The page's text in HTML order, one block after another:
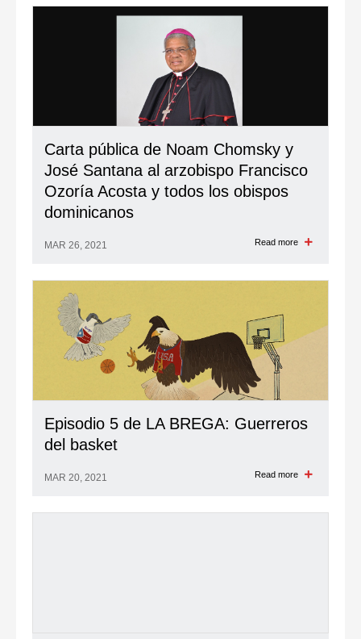
Carta pública de Noam Chomsky y
José Santana al arzobispo Francisco
Ozoría Acosta y todos los obispos
dominicanos
MAR 26, 2021 Read more
Episodio 5 de LA BREGA: Guerreros
del basket
MAR 20, 2021 Read more